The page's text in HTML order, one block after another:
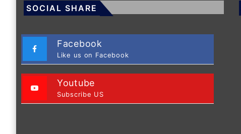
SOCIAL SHARE
Facebook
Like us on Facebook
Youtube
Subscribe US